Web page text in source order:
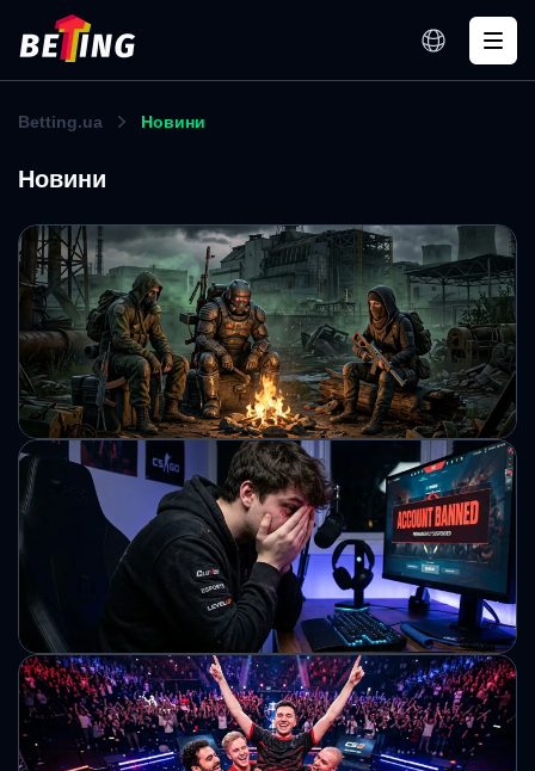
Betting.ua Новини
Новини
Перше сюжетне доповнення S.T.A.L.K.E.R.
2 вийде 20 серпня
GSC Game World назвала дату виходу першого
сюжетного DLC Cost of Hope для S.T.A.L.K.E.R. 2: Heart of
Chornobyl. Доповнення відкриє нові території, сюжет і
конфлікти в Зоні.
FaceIT заблокував понад 12 тисяч смурф-
акаунтів і повернув гравцям 20 мільйонів
Elo